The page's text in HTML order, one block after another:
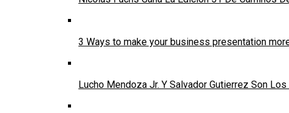
3 Ways to make your business presentation
Lucho Mendoza Jr. Y Salvador Gutierrez Son